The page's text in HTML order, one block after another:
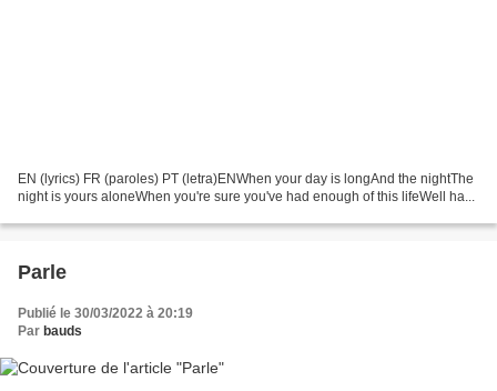
EN (lyrics) FR (paroles) PT (letra)ENWhen your day is longAnd the nightThe
night is yours aloneWhen you're sure you've had enough of this lifeWell ha...
Parle
Publié le 30/03/2022 à 20:19
Par bauds